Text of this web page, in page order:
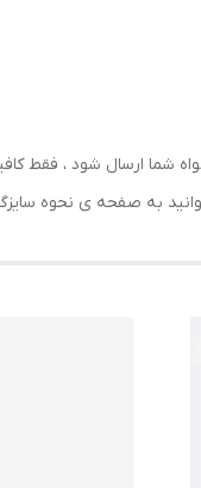
دلخواه شما ارسال شود
به صفحه ی نحوه